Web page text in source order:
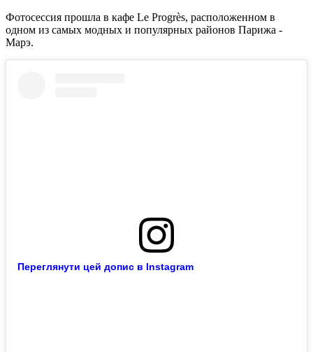
Фотосессия прошла в кафе Le Progrès, расположенном в
одном из самых модных и популярных районов Парижа -
Марэ.
Переглянути цей допис в Instagram